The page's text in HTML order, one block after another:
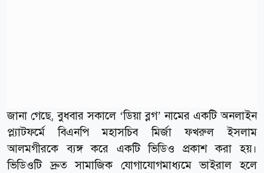
জানা গেছে, বুধবার সকালে ‘ডিয়া ব্লগ’ নামের একটি অনলাইন
প্ল্যাটফর্মে বিএনপি মহাসচিব মির্জা ফখরুল ইসলাম
আলমগীরকে ব্যঙ্গ করে একটি ভিডিও প্রকাশ করা হয়।
ভিডিওটি দ্রুত সামাজিক যোগাযোগমাধ্যমে ভাইরাল হলে